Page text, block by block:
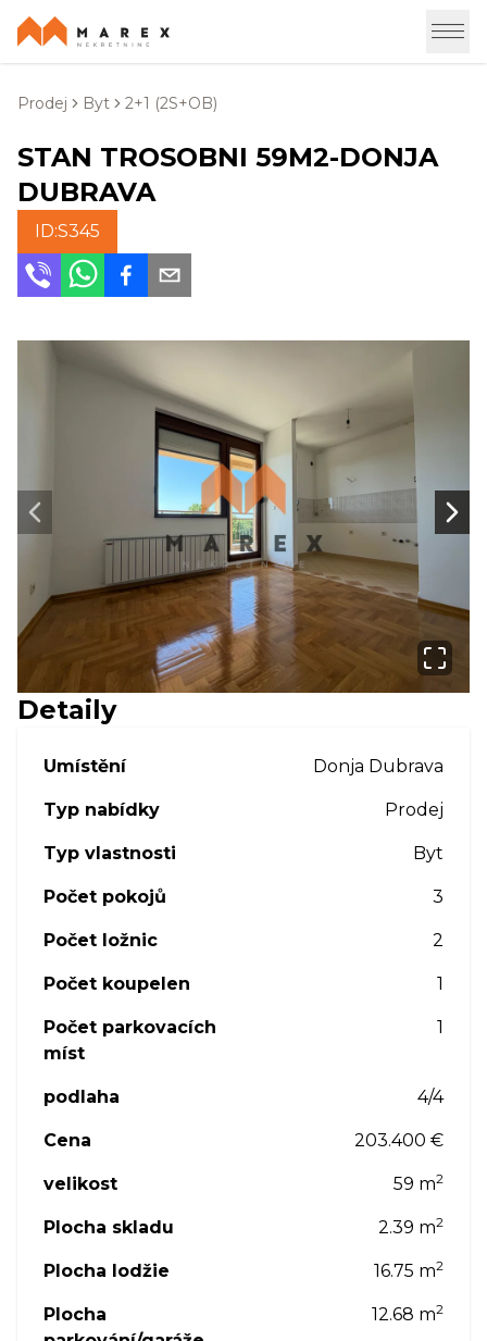
Prodej Byt 2+1 (2S+OB)
STAN TROSOBNI 59M2-DONJA
DUBRAVA
ID:S345
Next slide
Detaily
Umístění Donja Dubrava
Typ nabídky Prodej
Typ vlastnosti Byt
Počet pokojů 3
Počet ložnic 2
Počet koupelen 1
Počet parkovacích
míst
1
podlaha 4/4
Cena 203.400 €
velikost 59 m2
Plocha skladu 2.39 m2
Plocha lodžie 16.75 m2
Plocha
12.68 m2